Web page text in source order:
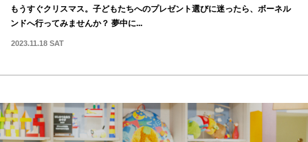
もうすぐクリスマス。子どもたちへのプレゼント選びに迷ったら、ボーネル
ンドへ行ってみませんか？ 夢中に...
2023.11.18 SAT